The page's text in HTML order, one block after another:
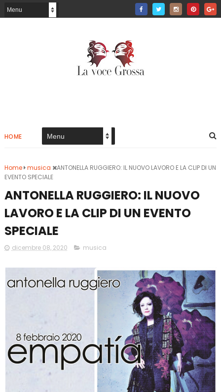
HOME
Home musica
ANTONELLA RUGGIERO: IL NUOVO LAVORO E LA CLIP DI UN
EVENTO SPECIALE
ANTONELLA RUGGIERO: IL NUOVO
LAVORO E LA CLIP DI UN EVENTO
SPECIALE
dicembre 08, 2020 musica